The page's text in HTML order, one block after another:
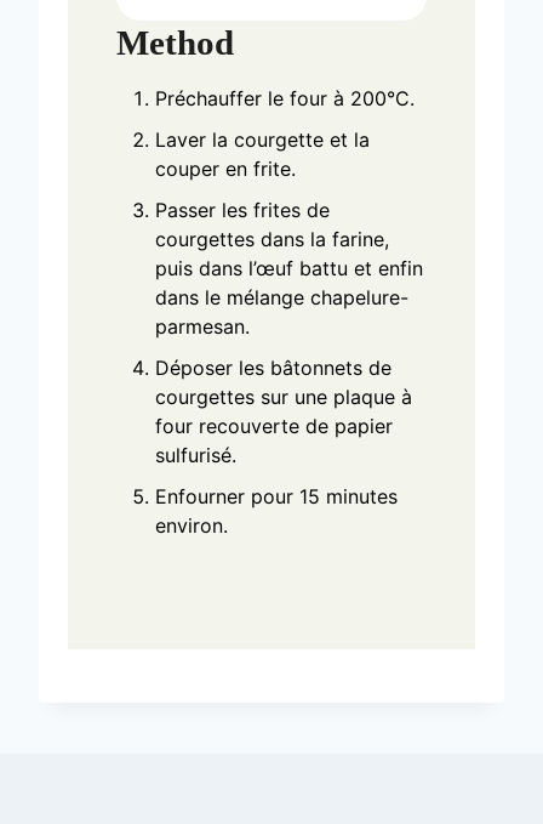
Method
Préchauffer le four à 200°C.
Laver la courgette et la
couper en frite.
Passer les frites de
courgettes dans la farine,
puis dans l’œuf battu et enfin
dans le mélange chapelure-
parmesan.
Déposer les bâtonnets de
courgettes sur une plaque à
four recouverte de papier
sulfurisé.
Enfourner pour 15 minutes
environ.